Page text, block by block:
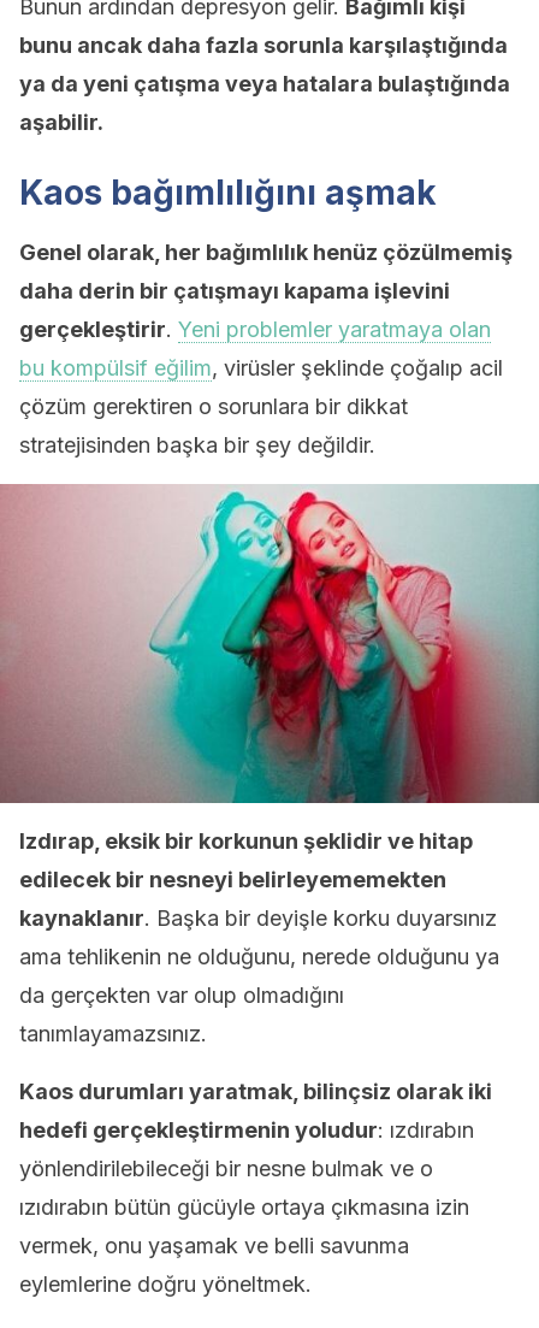
Bunun ardından depresyon gelir. Bağımlı kişi
bunu ancak daha fazla sorunla karşılaştığında
ya da yeni çatışma veya hatalara bulaştığında
aşabilir.
Kaos bağımlılığını aşmak
Genel olarak, her bağımlılık henüz çözülmemiş
daha derin bir çatışmayı kapama işlevini
gerçekleştirir. Yeni problemler yaratmaya olan
bu kompülsif eğilim, virüsler şeklinde çoğalıp acil
çözüm gerektiren o sorunlara bir dikkat
stratejisinden başka bir şey değildir.
Izdırap, eksik bir korkunun şeklidir ve hitap
edilecek bir nesneyi belirleyememekten
kaynaklanır. Başka bir deyişle korku duyarsınız
ama tehlikenin ne olduğunu, nerede olduğunu ya
da gerçekten var olup olmadığını
tanımlayamazsınız.
Kaos durumları yaratmak, bilinçsiz olarak iki
hedefi gerçekleştirmenin yoludur: ızdırabın
yönlendirilebileceği bir nesne bulmak ve o
ızıdırabın bütün gücüyle ortaya çıkmasına izin
vermek, onu yaşamak ve belli savunma
eylemlerine doğru yöneltmek.